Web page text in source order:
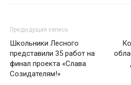
Предыдущая запись
Школьники Лесного
представили 35 работ на
финал проекта «Слава
Созидателям!»